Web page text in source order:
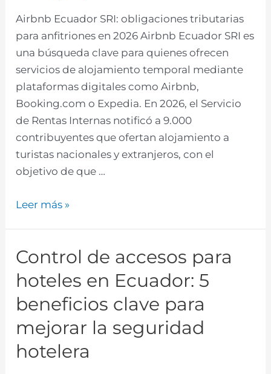
Airbnb Ecuador SRI: obligaciones tributarias
para anfitriones en 2026 Airbnb Ecuador SRI es
una búsqueda clave para quienes ofrecen
servicios de alojamiento temporal mediante
plataformas digitales como Airbnb,
Booking.com o Expedia. En 2026, el Servicio
de Rentas Internas notificó a 9.000
contribuyentes que ofertan alojamiento a
turistas nacionales y extranjeros, con el
objetivo de que …
Leer más »
Control de accesos para
hoteles en Ecuador: 5
beneficios clave para
mejorar la seguridad
hotelera